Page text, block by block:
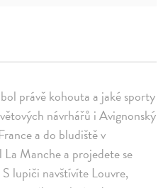
právě kohouta a jaké sporty
návrhářů i Avignonský
a do bludiště v
Manche a projedete se
lupiči navštívíte Louvre,